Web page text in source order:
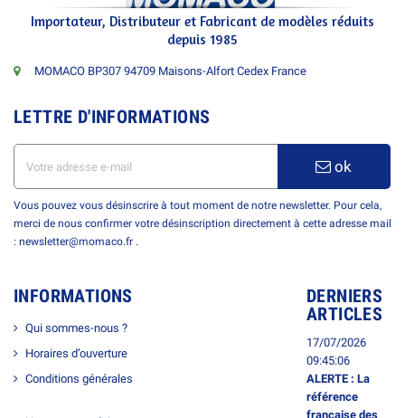
Importateur, Distributeur et Fabricant de modèles réduits
depuis 1985
MOMACO BP307 94709 Maisons-Alfort Cedex France
LETTRE D'INFORMATIONS
ok
Vous pouvez vous désinscrire à tout moment de notre newsletter. Pour cela,
merci de nous confirmer votre désinscription directement à cette adresse mail
: newsletter@momaco.fr .
INFORMATIONS
Qui sommes-nous ?
Horaires d’ouverture
Conditions générales
DERNIERS
ARTICLES
17/07/2026
09:45:06
ALERTE : La
référence
française des